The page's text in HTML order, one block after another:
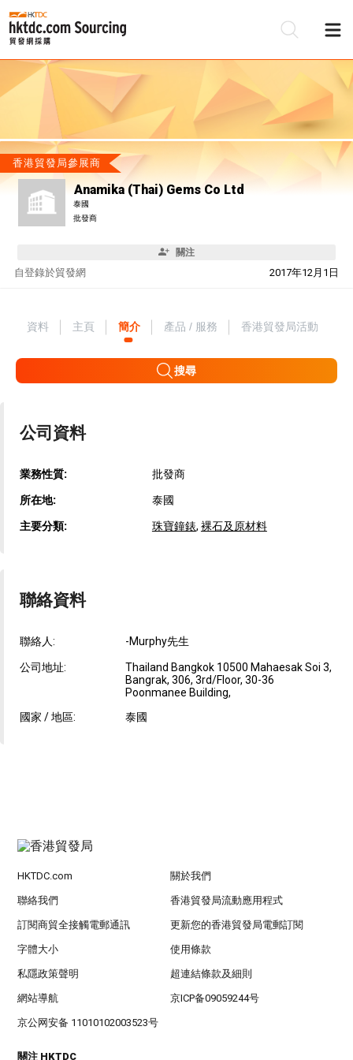
香港貿發局參展商
Anamika (Thai) Gems Co Ltd
泰國
批發商
關注
自 2017年12月1日
登錄於貿發網
資料 主頁 簡介 產品 / 服務 香港貿發局活動
搜尋
公司資料
業務性質: 批發商
所在地: 泰國
主要分類: 珠寶鐘錶, 裸石及原材料
聯絡資料
聯絡人: -Murphy先生
公司地址:
Thailand Bangkok 10500 Mahaesak Soi 3,
Bangrak, 306, 3rd/Floor, 30-36
Poonmanee Building,
國家 / 地區:
泰國
HKTDC.com 關於我們
聯絡我們 香港貿發局流動應用程式
訂閱商貿全接觸電郵通訊 更新您的香港貿發局電郵訂閱
字體大小 使用條款
私隱政策聲明 超連結條款及細則
網站導航 京ICP备09059244号
京公网安备 11010102003523号
關注 HKTDC